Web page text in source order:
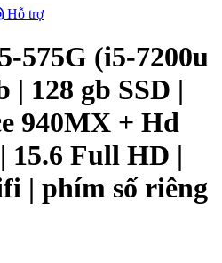
Hỗ trợ
575G (i5-7200u
| 128 gb SSD |
940MX + Hd
15.6 Full HD |
| phím số riêng